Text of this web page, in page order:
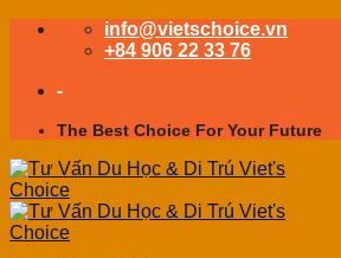
Skip
info@vietschoice.vn
+84 906 22 33 76
-
The Best Choice For Your Future